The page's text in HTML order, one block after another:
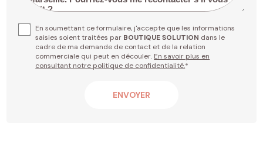
En soumettant ce formulaire, j'accepte que les informations
saisies soient traitées par BOUTIQUE SOLUTION dans le
cadre de ma demande de contact et de la relation
commerciale qui peut en découler. En savoir plus en
consultant notre politique de confidentialité.*